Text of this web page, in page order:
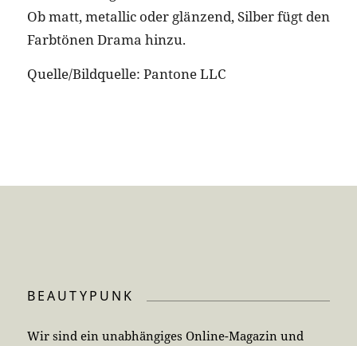
Ob matt, metallic oder glänzend, Silber fügt den
Farbtönen Drama hinzu.
Quelle/Bildquelle: Pantone LLC
BEAUTYPUNK
Wir sind ein unabhängiges Online-Magazin und